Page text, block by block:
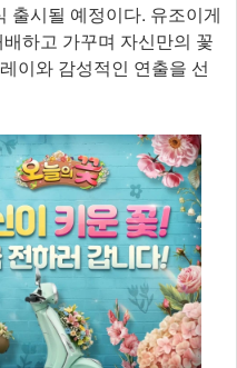
출시될 예정이다. 유조이게
하고 가꾸며 자신만의 꽃
이와 감성적인 연출을 선